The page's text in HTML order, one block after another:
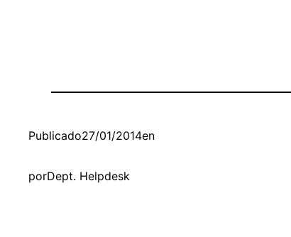
Publicado27/01/2014en
porDept. Helpdesk